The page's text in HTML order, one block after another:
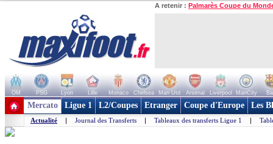
A retenir : Palmarès Coupe du
OM PSG Lyon Lille Monaco Chelsea Man Utd Arsenal Liverpool ManCity
+ de clubs
Mercato Ligue 1 L2/Coupes Etranger Coupe d'Europe Les
Actualité | Journal des Transferts | Tableaux des transferts Ligue 1 |